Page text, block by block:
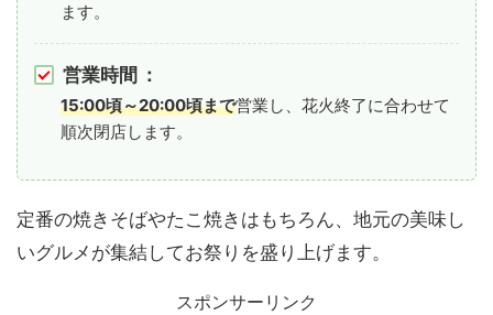
ます。
営業時間 ：
15:00頃～20:00頃まで営業し、花火終了に合わせて
順次閉店します。
定番の焼きそばやたこ焼きはもちろん、地元の美味し
いグルメが集結してお祭りを盛り上げます。
スポンサーリンク